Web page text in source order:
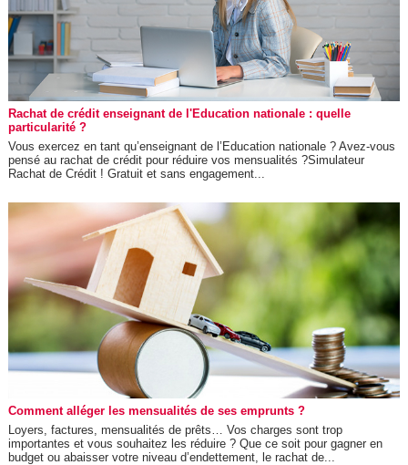
Rachat de crédit enseignant de l'Education nationale : quelle
particularité ?
Vous exercez en tant qu’enseignant de l’Education nationale ? Avez-vous
pensé au rachat de crédit pour réduire vos mensualités ?Simulateur
Rachat de Crédit ! Gratuit et sans engagement...
Comment alléger les mensualités de ses emprunts ?
Loyers, factures, mensualités de prêts… Vos charges sont trop
importantes et vous souhaitez les réduire ? Que ce soit pour gagner en
budget ou abaisser votre niveau d’endettement, le rachat de...